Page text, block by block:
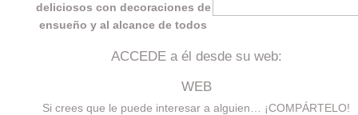
deliciosos con decoraciones de
ensueño y al alcance de todos
ACCEDE a él desde su web:
WEB
Si crees que le puede interesar a alguien… ¡COMPÁRTELO!